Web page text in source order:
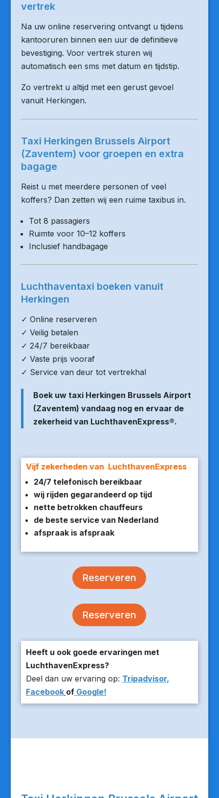
vertrek
Na uw online reservering ontvangt u tijdens
kantooruren binnen een uur de definitieve
bevestiging. Voor vertrek sturen wij
automatisch een sms met datum en tijdstip.
Zo vertrekt u altijd met een gerust gevoel
vanuit Herkingen.
Taxi Herkingen Brussels Airport
(Zaventem) voor groepen en extra
bagage
Reist u met meerdere personen of veel
koffers? Dan zetten wij een ruime taxibus in.
Tot 8 passagiers
Ruimte voor 10–12 koffers
Inclusief handbagage
Luchthaventaxi boeken vanuit
Herkingen
✓ Online reserveren
✓ Veilig betalen
✓ 24/7 bereikbaar
✓ Vaste prijs vooraf
✓ Service van deur tot vertrekhal
Boek uw taxi Herkingen Brussels Airport
(Zaventem) vandaag nog en ervaar de
zekerheid van LuchthavenExpress®.
Vijf zekerheden van LuchthavenExpress
24/7 telefonisch bereikbaar
wij rijden gegarandeerd op tijd
nette betrokken chauffeurs
de beste service van Nederland
afspraak is afspraak
Reserveren
Reserveren
Heeft u ook goede ervaringen met
LuchthavenExpress?
Deel dan uw ervaring op: Tripadvisor,
Facebook ofGoogle!